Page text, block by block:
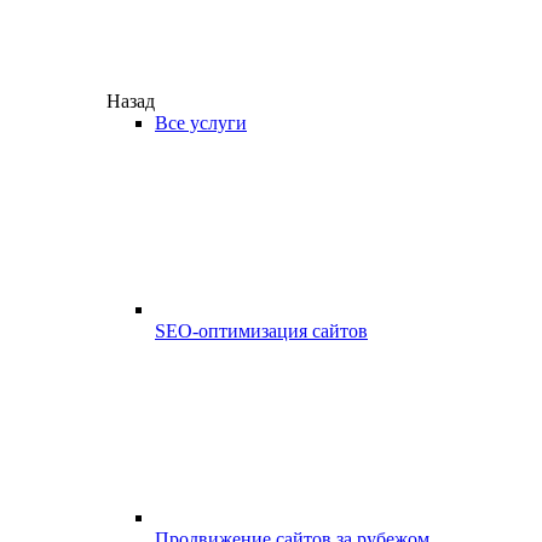
Назад
Все услуги
SEO-оптимизация сайтов